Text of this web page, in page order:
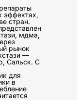
эффектах,
стран.
мдма,
рынок
—
Сальск. С
для
в